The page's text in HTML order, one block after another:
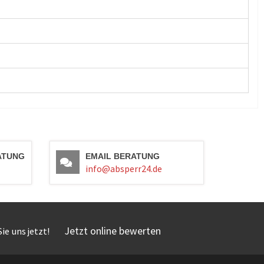
EMAIL BERATUNG
info@absperr24.de
uns jetzt! Jetzt online bewerten